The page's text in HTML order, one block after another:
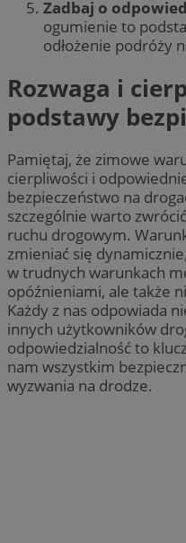
Zadbaj o
ogumienie to
odłożenie podróży
Rozwaga i
podstawy
Pamiętaj, że zimowe
cierpliwości i
bezpieczeństwo na
szczególnie warto
ruchu drogowym.
zmieniać się
w trudnych warunkach
opóźnieniami, ale także
Każdy z nas odpowiada
innych użytkowników
odpowiedzialność to
nam wszystkim
wyzwania na drodze.